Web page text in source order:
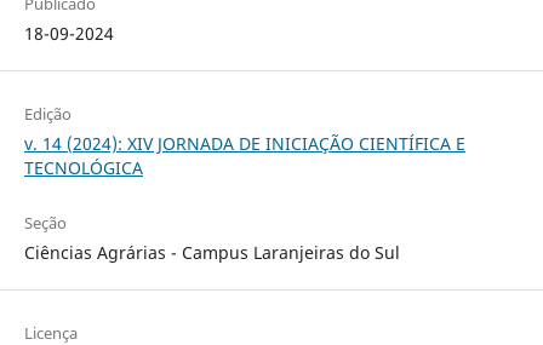
18-09-2024
Edição
v. 14 (2024): XIV JORNADA DE INICIAÇÃO CIENTÍFICA E
TECNOLÓGICA
Seção
Ciências Agrárias - Campus Laranjeiras do Sul
Licença